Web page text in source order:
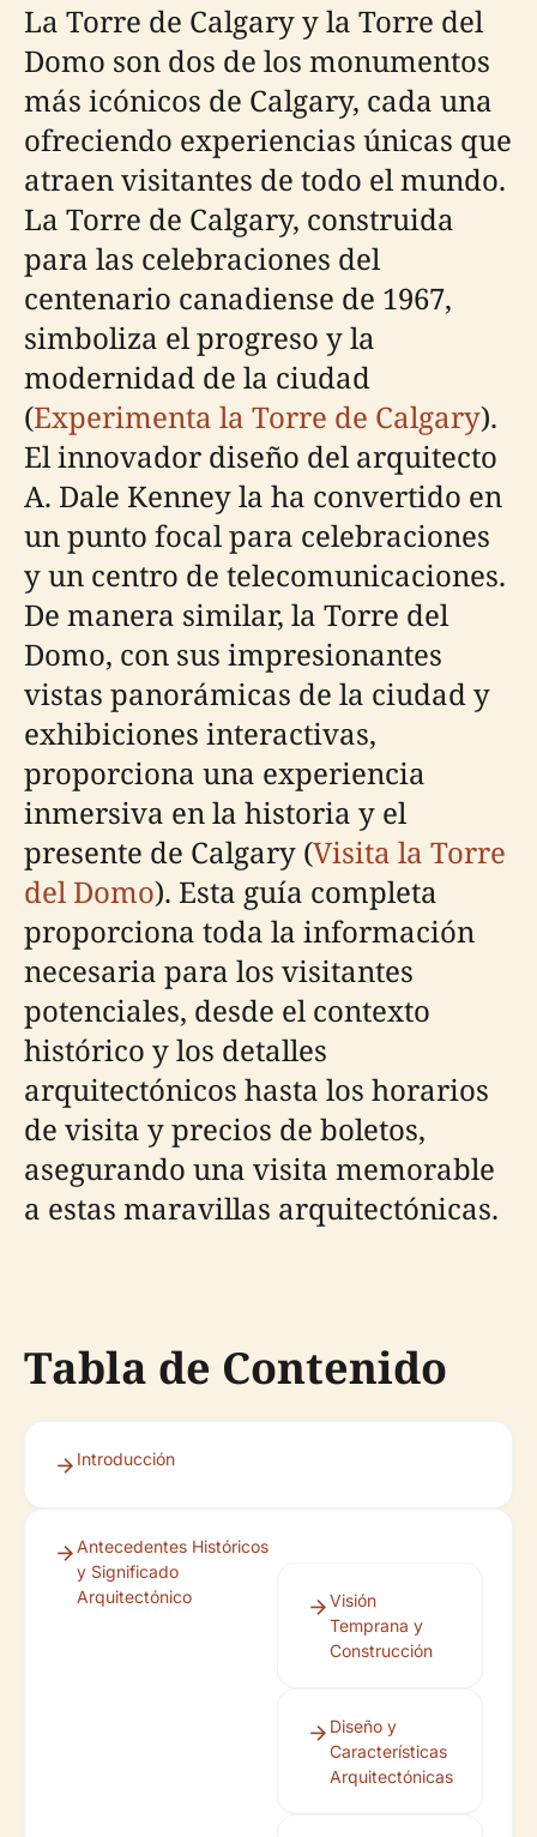
La Torre de Calgary y la Torre del
Domo son dos de los monumentos
más icónicos de Calgary, cada una
ofreciendo experiencias únicas que
atraen visitantes de todo el mundo.
La Torre de Calgary, construida
para las celebraciones del
centenario canadiense de 1967,
simboliza el progreso y la
modernidad de la ciudad
(Experimenta la Torre de Calgary).
El innovador diseño del arquitecto
A. Dale Kenney la ha convertido en
un punto focal para celebraciones
y un centro de telecomunicaciones.
De manera similar, la Torre del
Domo, con sus impresionantes
vistas panorámicas de la ciudad y
exhibiciones interactivas,
proporciona una experiencia
inmersiva en la historia y el
presente de Calgary (Visita la Torre
del Domo). Esta guía completa
proporciona toda la información
necesaria para los visitantes
potenciales, desde el contexto
histórico y los detalles
arquitectónicos hasta los horarios
de visita y precios de boletos,
asegurando una visita memorable
a estas maravillas arquitectónicas.
Tabla de Contenido
Introducción
Antecedentes Históricos
y Significado
Arquitectónico
Visión
Temprana y
Construcción
Diseño y
Características
Arquitectónicas